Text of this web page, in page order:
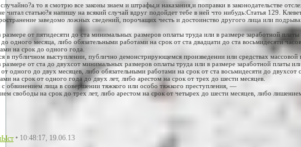
то я смотрю все законы знаем и штрафы,и наказания,и поправки в законодательстве
читал статью?я напишу на всякий случай вдруг подойдет тебе в ней что нибудь:Статья 129.
заведомо ложных сведений, порочащих честь и достоинство другого лица или
размере от пятидесяти до ста минимальных размеров оплаты труда или в размере заработной
одного месяца, либо обязательными работами на срок от ста двадцати до ста восьмидесяти
на срок до одного года.
в публичном выступлении, публично демонстрирующемся произведении или средствах
размере от ста до двухсот минимальных размеров оплаты труда или в размере заработной платы
одного до двух месяцев, либо обязательными работами на срок от ста восьмидесяти до двухсот
на срок от одного года до двух лет, либо арестом на срок от трех до шести месяцев.
с обвинением лица в совершении тяжкого или особо тяжкого преступления, —
свободы на срок до трех лет, либо арестом на срок от четырех до шести месяцев, либо
• 10:48:17, 19.06.13